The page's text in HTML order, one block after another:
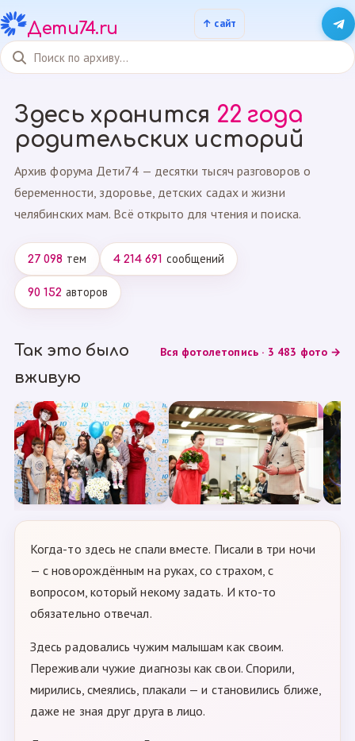
Дети74.ru
Здесь хранится 22 года
родительских историй
Архив форума Дети74 — десятки тысяч разговоров о
беременности, здоровье, детских садах и жизни
челябинских мам. Всё открыто для чтения и поиска.
27 098 тем 4 214 691 сообщений
90 152 авторов
Так это было
вживую
Вся фотолетопись · 3 483 фото →
Когда-то здесь не спали вместе. Писали в три ночи
— с новорождённым на руках, со страхом, с
вопросом, который некому задать. И кто-то
обязательно отвечал.
Здесь радовались чужим малышам как своим.
Переживали чужие диагнозы как свои. Спорили,
мирились, смеялись, плакали — и становились ближе,
даже не зная друг друга в лицо.